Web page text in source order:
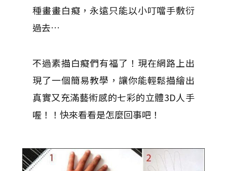
種畫畫白癡，永遠只能以小叮噹手敷衍
過去…
不過素描白癡們有福了！現在網路上出
現了一個簡易教學，讓你能輕鬆描繪出
真實又充滿藝術感的七彩的立體3D人手
喔！！快來看看是怎麼回事吧！